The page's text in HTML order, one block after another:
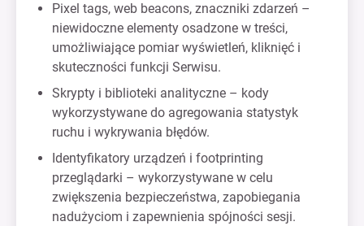
Pixel tags, web beacons, znaczniki zdarzeń –
niewidoczne elementy osadzone w treści,
umożliwiające pomiar wyświetleń, kliknięć i
skuteczności funkcji Serwisu.
Skrypty i biblioteki analityczne – kody
wykorzystywane do agregowania statystyk
ruchu i wykrywania błędów.
Identyfikatory urządzeń i footprinting
przeglądarki – wykorzystywane w celu
zwiększenia bezpieczeństwa, zapobiegania
nadużyciom i zapewnienia spójności sesji.